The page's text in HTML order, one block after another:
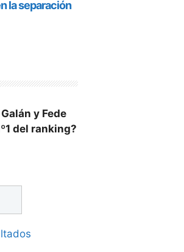
y Fede
del ranking?